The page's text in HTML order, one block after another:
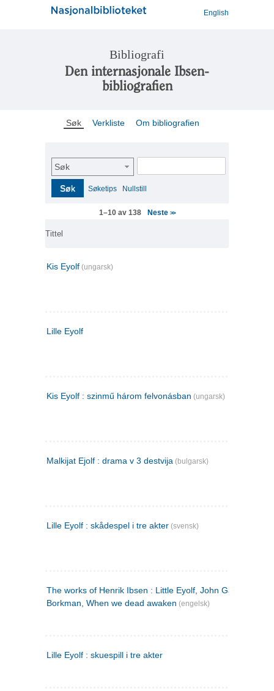
English
Bibliografi
Den internasjonale Ibsen-
bibliografien
Søk Verkliste Om bibliografien
Søk
Søk Søketips Nullstill
1–10 av 138 Neste >>
Tittel
Kis Eyolf (ungarsk)
Lille Eyolf
Kis Eyolf : szinmű három felvonásban (ungarsk)
Malkijat Ejolf : drama v 3 destvija (bulgarsk)
Lille Eyolf : skådespel i tre akter (svensk)
The works of Henrik Ibsen : Little Eyolf, John Gabriel
Borkman, When we dead awaken (engelsk)
Lille Eyolf : skuespill i tre akter